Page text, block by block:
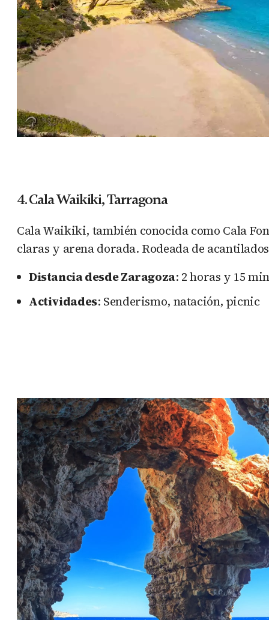
4.Cala Waikiki, Tarragona
Cala Waikiki, también conocida como Cala
claras y arena dorada. Rodeada de
Distancia desde Zaragoza: 2 horas y 15
Actividades: Senderismo, natación, picnic